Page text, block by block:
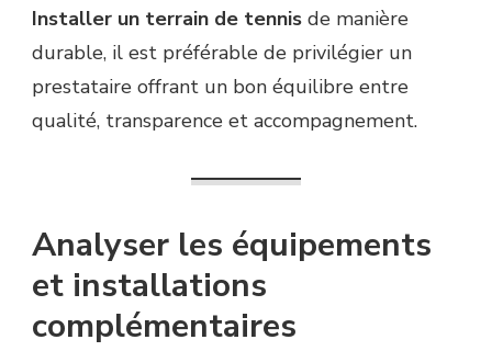
Installer un terrain de tennis de manière
durable, il est préférable de privilégier un
prestataire offrant un bon équilibre entre
qualité, transparence et accompagnement.
Analyser les équipements
et installations
complémentaires